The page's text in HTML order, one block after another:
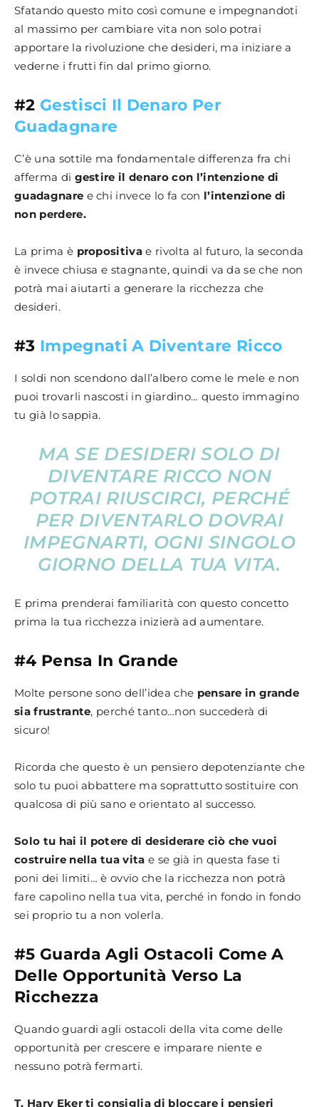
Sfatando questo mito così comune e impegnandoti
al massimo per cambiare vita non solo potrai
apportare la rivoluzione che desideri, ma iniziare a
vederne i frutti fin dal primo giorno.
#2 Gestisci Il Denaro Per
Guadagnare
C’è una sottile ma fondamentale differenza fra chi
afferma di gestire il denaro con l’intenzione di
guadagnare e chi invece lo fa con l’intenzione di
non perdere.
La prima è propositiva e rivolta al futuro, la seconda
è invece chiusa e stagnante, quindi va da se che non
potrà mai aiutarti a generare la ricchezza che
desideri.
#3 Impegnati A Diventare Ricco
I soldi non scendono dall’albero come le mele e non
puoi trovarli nascosti in giardino… questo immagino
tu già lo sappia.
MA SE DESIDERI SOLO DI
DIVENTARE RICCO NON
POTRAI RIUSCIRCI, PERCHÉ
PER DIVENTARLO DOVRAI
IMPEGNARTI, OGNI SINGOLO
GIORNO DELLA TUA VITA.
E prima prenderai familiarità con questo concetto
prima la tua ricchezza inizierà ad aumentare.
#4 Pensa In Grande
Molte persone sono dell’idea che pensare in grande
sia frustrante, perché tanto…non succederà di
sicuro!
Ricorda che questo è un pensiero depotenziante che
solo tu puoi abbattere ma soprattutto sostituire con
qualcosa di più sano e orientato al successo.
Solo tu hai il potere di desiderare ciò che vuoi
costruire nella tua vita e se già in questa fase ti
poni dei limiti… è ovvio che la ricchezza non potrà
fare capolino nella tua vita, perché in fondo in fondo
sei proprio tu a non volerla.
#5 Guarda Agli Ostacoli Come A
Delle Opportunità Verso La
Ricchezza
Quando guardi agli ostacoli della vita come delle
opportunità per crescere e imparare niente e
nessuno potrà fermarti.
T. Harv Eker ti consiglia di bloccare i pensieri